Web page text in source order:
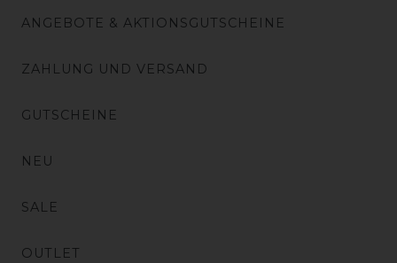
ANGEBOTE & AKTIONSGUTSCHEINE
ZAHLUNG UND VERSAND
GUTSCHEINE
NEU
SALE
OUTLET